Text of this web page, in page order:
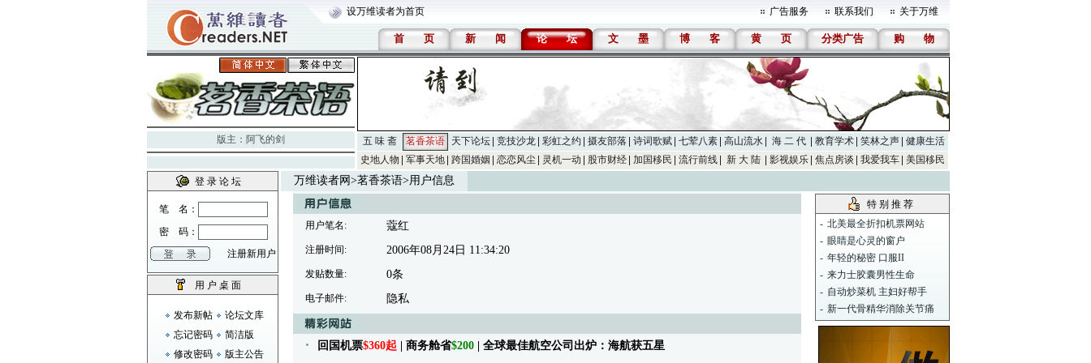
设万维读者为首页 广告服务 联系我们 关于万维
首 页 新 闻 论 坛 文 墨 博 客 黄 页 分类广告 购 物
版主： 阿飞的剑 五 味 斋 茗香茶语 天下论坛 竞技沙龙 彩虹之约 摄友部落 诗词歌赋 七荤八素 高山流水 海 二 代 教育学术 笑林之声 健康生活
史地人物
军事天地 跨国婚姻 恋恋风尘 灵机一动 股市财经 加国移民 流行前线 新 大 陆 影视娱乐 焦点房谈 我爱我车 美国移民
登 录 论 坛
笔 名：
密 码：
注册新用户
用 户 桌 面
发布新帖
论坛文库
忘记密码
简洁版
修改密码
版主公告
万维读者网 >茗香茶语>用户信息
用户笔名: 蔻红
注册时间: 2006年08月24日 11:34:20
发贴数量: 0条
电子邮件: 隐私
回国机票$360起 | 商务舱省$200 | 全球最佳航空公司出炉：海航获五星
特 别 推 荐
- 北美最全折扣机票网站
- 眼睛是心灵的窗户
- 年轻的秘密 口服II
- 来力士胶囊男性生命
- 自动炒菜机 主妇好帮手
- 新一代骨精华消除关节痛